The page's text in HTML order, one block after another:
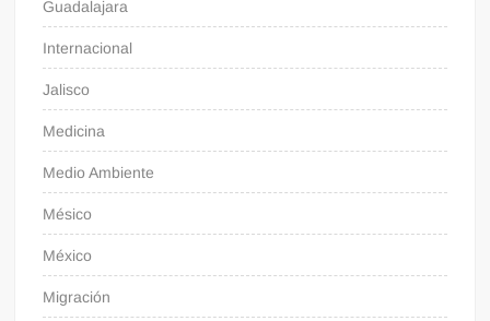
Guadalajara
Internacional
Jalisco
Medicina
Medio Ambiente
Mésico
México
Migración